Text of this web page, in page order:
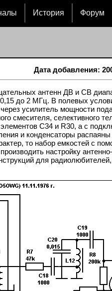
История Форум
Дата добавления:
антенн ДВ и СВ
до 2 МГц. В полевых
усилитель мощности
смесителя, селективного
C34 и R30, а с
и конденсаторы
то набор емкостей с
настройку
для